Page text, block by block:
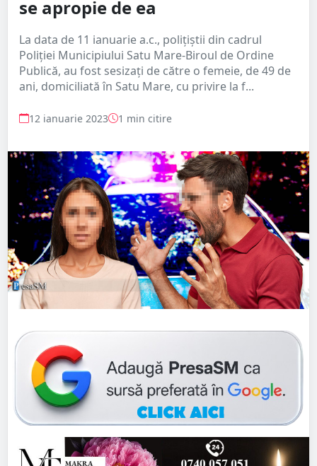
se apropie de ea
La data de 11 ianuarie a.c., polițiștii din cadrul
Poliției Municipiului Satu Mare-Biroul de Ordine
Publică, au fost sesizați de către o femeie, de 49 de
ani, domiciliată în Satu Mare, cu privire la f...
12 ianuarie 2023 1 min citire